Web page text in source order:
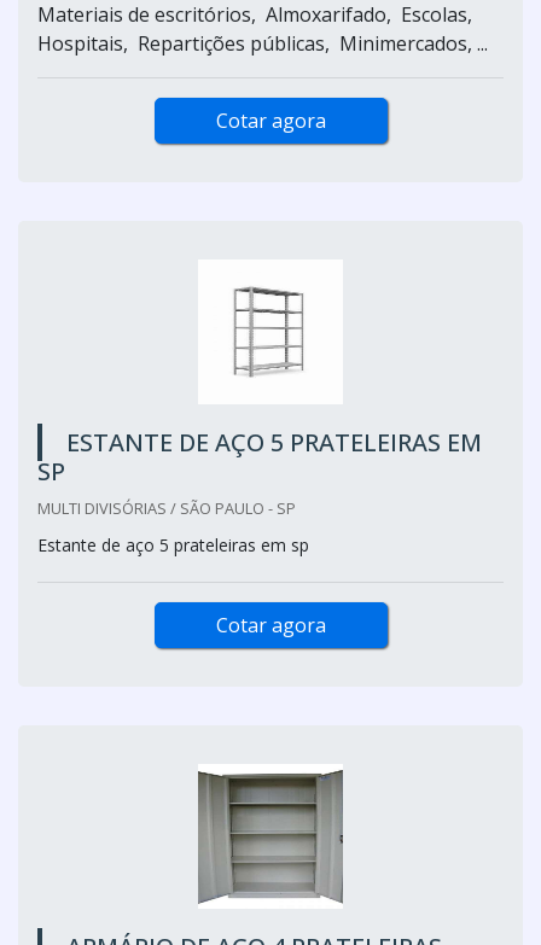
Materiais de escritórios, Almoxarifado, Escolas,
Hospitais, Repartições públicas, Minimercados, ...
Cotar agora
ESTANTE DE AÇO 5 PRATELEIRAS EM
SP
MULTI DIVISÓRIAS / SÃO PAULO - SP
Estante de aço 5 prateleiras em sp
Cotar agora